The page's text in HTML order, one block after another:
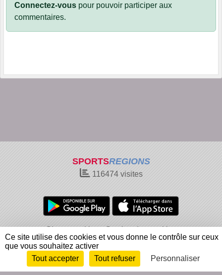
Connectez-vous pour pouvoir participer aux
commentaires.
SPORTSREGIONS
116474visites
Charte cookies
Gestion des cookies
Informations légales
Signaler un contenu inapproprié
Envie de participer ? Connexion
Ce site utilise des cookies et vous donne le contrôle sur ceux
que vous souhaitez activer
Tout accepter
Tout refuser Personnaliser